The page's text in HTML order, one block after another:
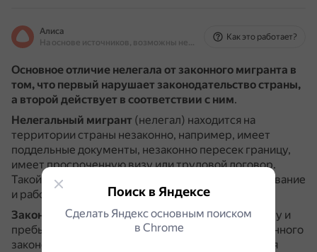
Алиса
На основе источников, возможны неточности
Как это работает?
Основное отличие нелегала от законного мигранта в
том, что первый нарушает законодательство страны,
а второй действует в соответствии с ним.
Нелегальный мигрант (нелегал) находится на
территории страны незаконно, например, имеет
поддельные документы, незаконно пересек границу,
имеет просроченную визу или трудовой договор.
Такой человек не получает разрешений на проживание
и работу, не платит налоги.
Законный мигрант(легальный) въезжает в страну и
пребывает в ней, соблюдая требования миграционного
законодательства.
Он получает все полагающиеся
Поиск в Яндексе
Сделать Яндекс основным поиском
в Сhrome